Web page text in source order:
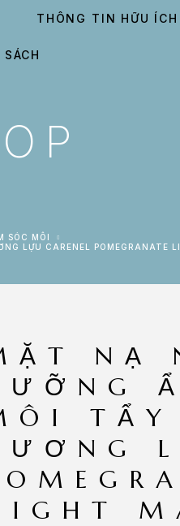
THÔNG TIN HỮU ÍCH
SÓC MÔI
LỰU CARENEL POMEGRANATE
NẠ
TẨY